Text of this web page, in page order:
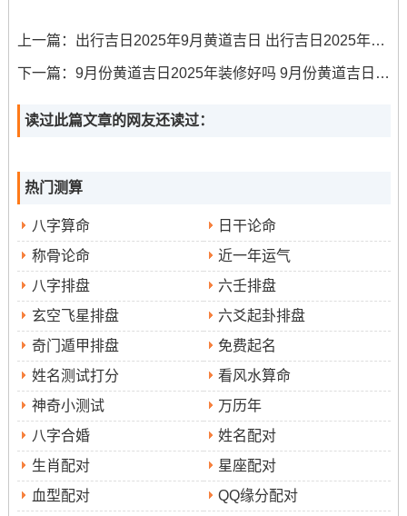
后期观察：连续三天检查大便状态！出现腹泻暂停辅食添
加？每次只添加一种新食材！
生育专属民俗仪式指南
白玉葫芦保平安？
出生仪式：用红丝线捆桃木片压襁褓！祖父写生辰八字存
朱砂盒?
满月衔接:剃头水加艾叶泡金饰！胎发塞入绣球挂于门梁？
相关风水布局核心要点
餐厅区域:宝宝餐椅朝正西文昌位！墙上贴金黄稻穗壁画促
食欲?
卧室布局：婴儿床避横梁压顶！用七星葫芦阵化解穿堂
煞？!
厨房禁忌：辅食锅单独配备！避免与成人辛辣食材同柜存
放？!
上一篇： 出行吉日2025年9月黄道吉日 出行吉日2025年9月份
下一篇： 9月份黄道吉日2025年装修好吗 9月份黄道吉日装修房子
读过此篇文章的网友还读过：
热门测算
八字算命
日干论命
称骨论命
近一年运气
八字排盘
六壬排盘
玄空飞星排盘
六爻起卦排盘
奇门遁甲排盘
免费起名
姓名测试打分
看风水算命
神奇小测试
万历年
八字合婚
姓名配对
生肖配对
星座配对
血型配对
QQ缘分配对